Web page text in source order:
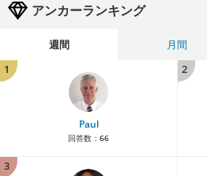
アンカーランキング
週間 月間
1
Paul
回答数： 66
2
3